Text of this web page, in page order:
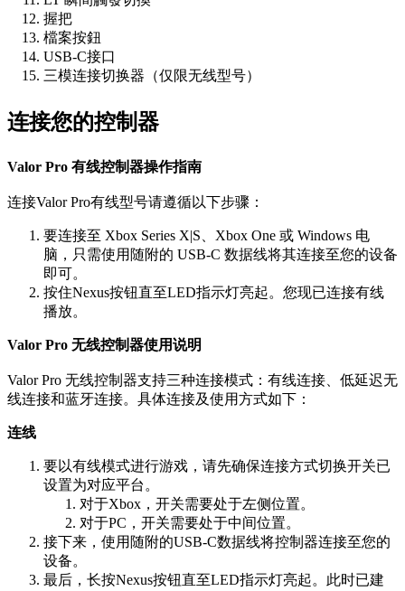
握把
檔案按鈕
USB-C接口
三模连接切换器（仅限无线型号）
连接您的控制器
Valor Pro 有线控制器操作指南
连接Valor Pro有线型号请遵循以下步骤：
要连接至 Xbox Series X|S、Xbox One 或 Windows 电
脑，只需使用随附的 USB-C 数据线将其连接至您的设备
即可。
按住Nexus按钮直至LED指示灯亮起。您现已连接有线
播放。
Valor Pro 无线控制器使用说明
Valor Pro 无线控制器支持三种连接模式：有线连接、低延迟无
线连接和蓝牙连接。具体连接及使用方式如下：
连线
要以有线模式进行游戏，请先确保连接方式切换开关已
设置为对应平台。
对于Xbox，开关需要处于左侧位置。
对于PC，开关需要处于中间位置。
接下来，使用随附的USB-C数据线将控制器连接至您的
设备。
最后，长按Nexus按钮直至LED指示灯亮起。此时已建